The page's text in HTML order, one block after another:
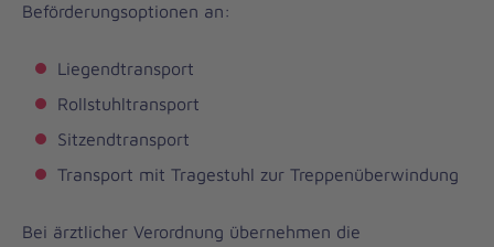
Beförderungsoptionen an:
Liegendtransport
Rollstuhltransport
Sitzendtransport
Transport mit Tragestuhl zur Treppenüberwindung
Bei ärztlicher Verordnung übernehmen die